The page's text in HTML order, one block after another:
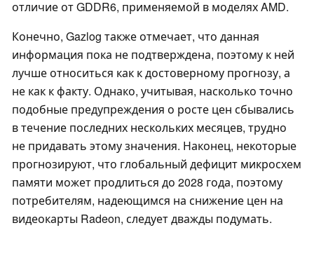
отличие от GDDR6, применяемой в моделях AMD.
Конечно, Gazlog также отмечает, что данная
информация пока не подтверждена, поэтому к ней
лучше относиться как к достоверному прогнозу, а
не как к факту. Однако, учитывая, насколько точно
подобные предупреждения о росте цен сбывались
в течение последних нескольких месяцев, трудно
не придавать этому значения. Наконец, некоторые
прогнозируют, что глобальный дефицит микросхем
памяти может продлиться до 2028 года, поэтому
потребителям, надеющимся на снижение цен на
видеокарты Radeon, следует дважды подумать.